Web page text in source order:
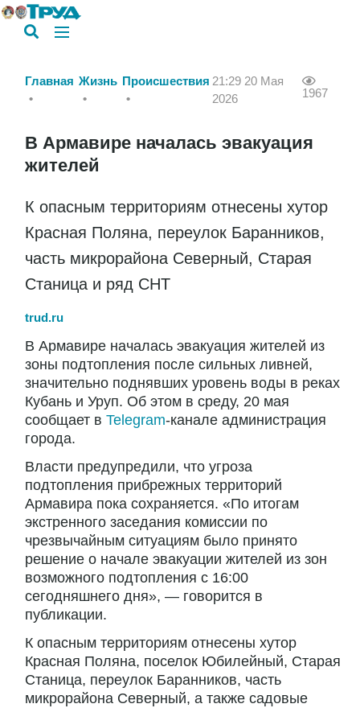
Главная Жизнь Происшествия 21:29 20 Мая
2026
1967
В Армавире началась эвакуация
жителей
К опасным территориям отнесены хутор
Красная Поляна, переулок Баранников,
часть микрорайона Северный, Старая
Станица и ряд СНТ
trud.ru
В Армавире началась эвакуация жителей из
зоны подтопления после сильных ливней,
значительно поднявших уровень воды в реках
Кубань и Уруп. Об этом в среду, 20 мая
сообщает в Telegram-канале администрация
города.
Власти предупредили, что угроза
подтопления прибрежных территорий
Армавира пока сохраняется. «По итогам
экстренного заседания комиссии по
чрезвычайным ситуациям было принято
решение о начале эвакуации жителей из зон
возможного подтопления с 16:00
сегодняшнего дня», — говорится в
публикации.
К опасным территориям отнесены хутор
Красная Поляна, поселок Юбилейный, Старая
Станица, переулок Баранников, часть
микрорайона Северный, а также садовые